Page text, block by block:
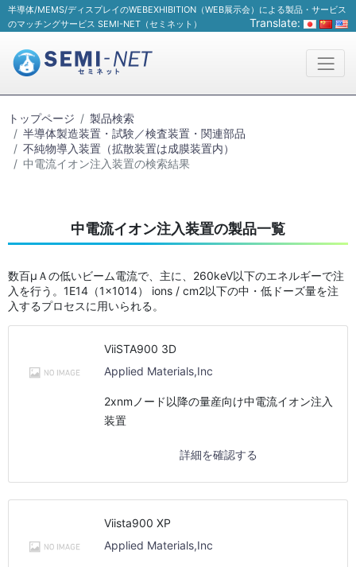
半導体/MEMS/ディスプレイのWEBEXHIBITION（WEB展示会）による製品・サービス
のマッチングサービス SEMI-NET（セミネット）
Translate:
トップページ
製品検索
半導体製造装置・試験／検査装置・関連部品
不純物導入装置（拡散装置は成膜装置内）
中電流イオン注入装置の検索結果
中電流イオン注入装置の製品一覧
数百μＡの低いビーム電流で、主に、260keV以下のエネルギーで注
入を行う。1E14（1×1014） ions / cm2以下の中・低ドーズ量を注
入するプロセスに用いられる。
ViiSTA900 3D
Applied Materials,Inc
2xnmノード以降の量産向け中電流イオン注入
装置
詳細を確認する
Viista900 XP
Applied Materials,Inc